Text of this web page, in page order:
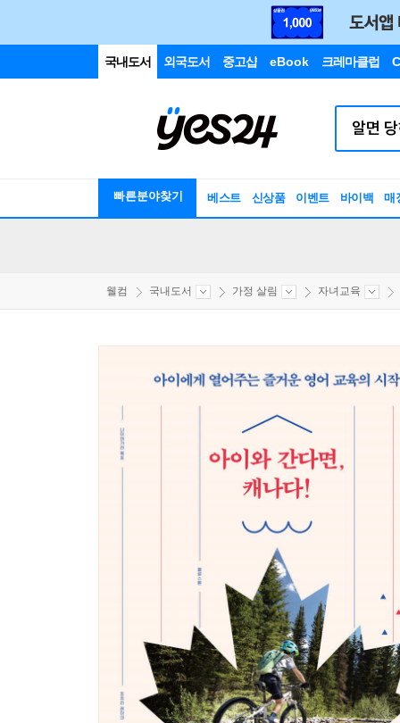
국내도서 외국도서 중고샵 eBook 크레마클럽
빠른분야찾기 베스트 신상품 이벤트 바이백 매
웰컴 국내도서 가정 살림 자녀교육